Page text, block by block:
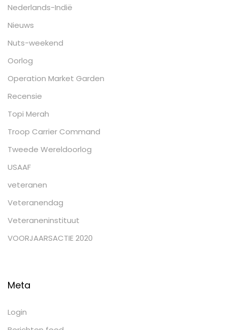
Nederlands-Indië
Nieuws
Nuts-weekend
Oorlog
Operation Market Garden
Recensie
Topi Merah
Troop Carrier Command
Tweede Wereldoorlog
USAAF
veteranen
Veteranendag
Veteraneninstituut
VOORJAARSACTIE 2020
Meta
Login